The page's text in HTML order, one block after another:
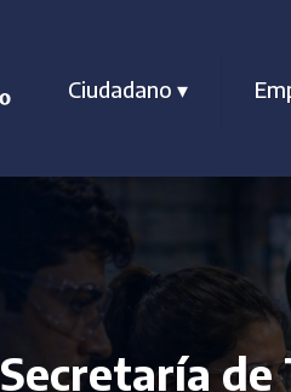
Ciudadano ▾
Secretaría de